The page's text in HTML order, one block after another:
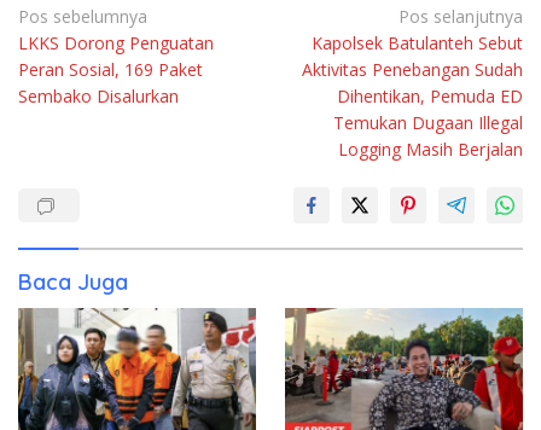
Navigasi
pos
Pos sebelumnya
LKKS Dorong Penguatan
Peran Sosial, 169 Paket
Sembako Disalurkan
Pos selanjutnya
Kapolsek Batulanteh Sebut
Aktivitas Penebangan Sudah
Dihentikan, Pemuda ED
Temukan Dugaan Illegal
Logging Masih Berjalan
Baca Juga